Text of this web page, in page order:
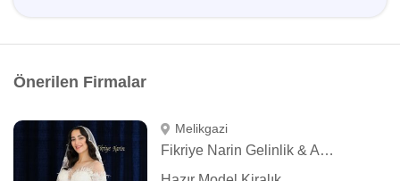
Önerilen Firmalar
Melikgazi
Fikriye Narin Gelinlik & Abiye